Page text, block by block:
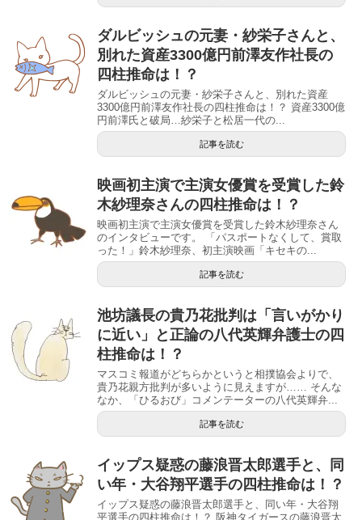
ダルビッシュの元妻・紗栄子さんと、
別れた資産3300億円前澤友作社長の
四柱推命は！？
ダルビッシュの元妻・紗栄子さんと、別れた資産
3300億円前澤友作社長の四柱推命は！？ 資産3300億
円前澤氏と破局…紗栄子と松居一代の...
記事を読む
映画初主演で主演女優賞を受賞した鈴
木紗理奈さんの四柱推命は！？
映画初主演で主演女優賞を受賞した鈴木紗理奈さん
のインタビューです。 「パスポートなくして、賞取
った！」鈴木紗理奈、初主演映画「キセキの...
記事を読む
池坊議長の貴乃花批判は「言いがかり
に近い」と正論の八代英輝弁護士の四
柱推命は！？
マスコミ報道がどちらかというと相撲協会よりで、
貴乃花親方批判が多いように見えますが…… そんな
なか、「ひるおび」コメンテーターの八代英輝弁...
記事を読む
イップス疑惑の藤浪晋太郎選手と、同
い年・大谷翔平選手の四柱推命は！？
イップス疑惑の藤浪晋太郎選手と、同い年・大谷翔
平選手の四柱推命は！？ 阪神タイガースの藤浪晋太